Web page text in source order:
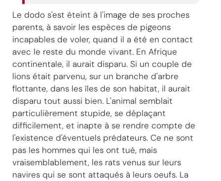
Le dodo s'est éteint à l'image de ses proches
parents, à savoir les espèces de pigeons
incapables de voler, quand il a été en contact
avec le reste du monde vivant. En Afrique
continentale, il aurait disparu. Si un couple de
lions était parvenu, sur un branche d'arbre
flottante, dans les îles de son habitat, il aurait
disparu tout aussi bien. L'animal semblait
particulièrement stupide, se déplaçant
difficilement, et inapte à se rendre compte de
l'existence d'éventuels prédateurs. Ce ne sont
pas les hommes qui les ont tué, mais
vraisemblablement, les rats venus sur leurs
navires qui se sont attaqués à leurs oeufs. La